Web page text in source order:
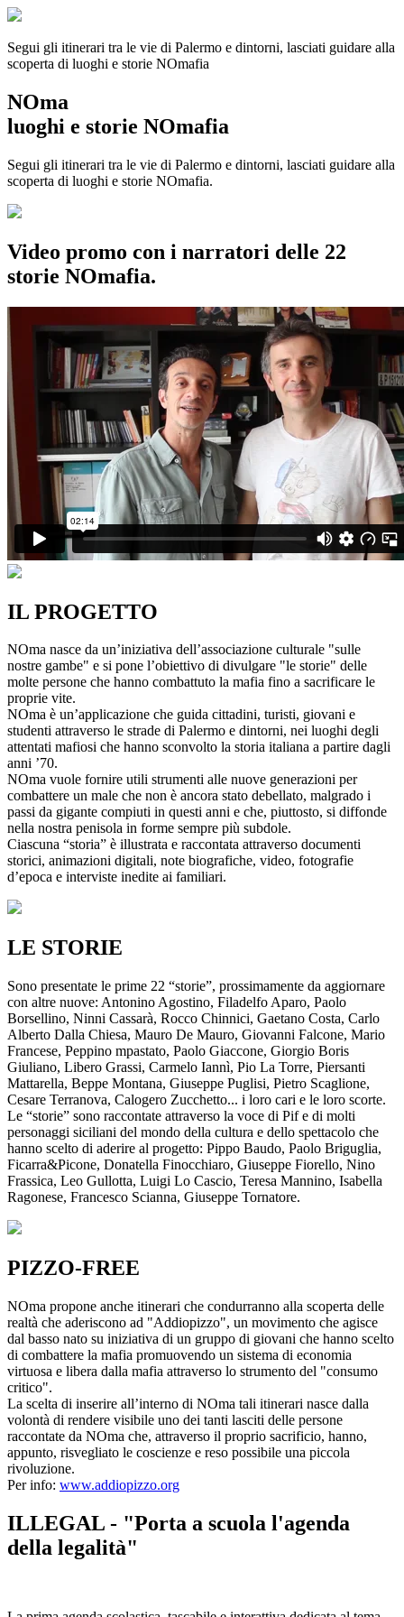
Segui gli itinerari tra le vie di Palermo e dintorni, lasciati guidare alla
scoperta di luoghi e storie NOmafia
NOma
luoghi e storie NOmafia
Segui gli itinerari tra le vie di Palermo e dintorni, lasciati guidare alla
scoperta di luoghi e storie NOmafia.
Video promo con i narratori delle 22
storie NOmafia.
IL PROGETTO
NOma nasce da un’iniziativa dell’associazione culturale "sulle
nostre gambe" e si pone l’obiettivo di divulgare "le storie" delle
molte persone che hanno combattuto la mafia fino a sacrificare le
proprie vite.
NOma è un’applicazione che guida cittadini, turisti, giovani e
studenti attraverso le strade di Palermo e dintorni, nei luoghi degli
attentati mafiosi che hanno sconvolto la storia italiana a partire dagli
anni ’70.
NOma vuole fornire utili strumenti alle nuove generazioni per
combattere un male che non è ancora stato debellato, malgrado i
passi da gigante compiuti in questi anni e che, piuttosto, si diffonde
nella nostra penisola in forme sempre più subdole.
Ciascuna “storia” è illustrata e raccontata attraverso documenti
storici, animazioni digitali, note biografiche, video, fotografie
d’epoca e interviste inedite ai familiari.
LE STORIE
Sono presentate le prime 22 “storie”, prossimamente da aggiornare
con altre nuove: Antonino Agostino, Filadelfo Aparo, Paolo
Borsellino, Ninni Cassarà, Rocco Chinnici, Gaetano Costa, Carlo
Alberto Dalla Chiesa, Mauro De Mauro, Giovanni Falcone, Mario
Francese, Peppino mpastato, Paolo Giaccone, Giorgio Boris
Giuliano, Libero Grassi, Carmelo Iannì, Pio La Torre, Piersanti
Mattarella, Beppe Montana, Giuseppe Puglisi, Pietro Scaglione,
Cesare Terranova, Calogero Zucchetto... i loro cari e le loro scorte.
Le “storie” sono raccontate attraverso la voce di Pif e di molti
personaggi siciliani del mondo della cultura e dello spettacolo che
hanno scelto di aderire al progetto: Pippo Baudo, Paolo Briguglia,
Ficarra&Picone, Donatella Finocchiaro, Giuseppe Fiorello, Nino
Frassica, Leo Gullotta, Luigi Lo Cascio, Teresa Mannino, Isabella
Ragonese, Francesco Scianna, Giuseppe Tornatore.
PIZZO-FREE
NOma propone anche itinerari che condurranno alla scoperta delle
realtà che aderiscono ad "Addiopizzo", un movimento che agisce
dal basso nato su iniziativa di un gruppo di giovani che hanno scelto
di combattere la mafia promuovendo un sistema di economia
virtuosa e libera dalla mafia attraverso lo strumento del "consumo
critico".
La scelta di inserire all’interno di NOma tali itinerari nasce dalla
volontà di rendere visibile uno dei tanti lasciti delle persone
raccontate da NOma che, attraverso il proprio sacrificio, hanno,
appunto, risvegliato le coscienze e reso possibile una piccola
rivoluzione.
Per info: www.addiopizzo.org
ILLEGAL - "Porta a scuola l'agenda
della legalità"